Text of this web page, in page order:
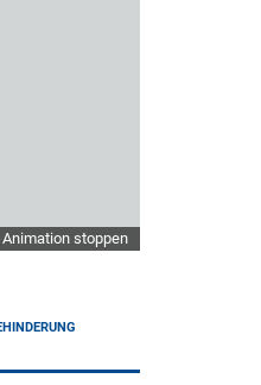
Animation stoppen